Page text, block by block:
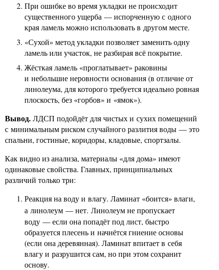
При ошибке во время укладки не происходит
существенного ущерба — испорченную с одного
края ламель можно использовать в другом месте.
«Сухой» метод укладки позволяет заменить одну
ламель или участок, не разбирая всё покрытие.
Жёсткая ламель «проглатывает» раковины
и небольшие неровности основания (в отличие от
линолеума, для которого требуется идеально ровная
плоскость, без «горбов» и «ямок»).
Вывод.ЛДСП подойдёт для чистых и сухих помещений
с минимальным риском случайного разлития воды — это
спальни, гостиные, коридоры, кладовые, спортзалы.
Как видно из анализа, материалы «для дома» имеют
одинаковые свойства. Главных, принципиальных
различий только три:
Реакция на воду и влагу. Ламинат «боится» влаги,
а линолеум — нет. Линолеум не пропускает
воду — если она попадёт под лист, быстро
образуется плесень и начнётся гниение основы
(если она деревянная). Ламинат впитает в себя
влагу и разрушится сам, но при этом сохранит
основу.